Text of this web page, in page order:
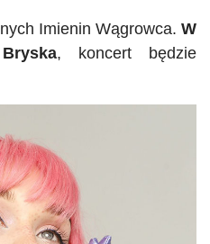
Imienin Wągrowca. W
Bryska, koncert będzie